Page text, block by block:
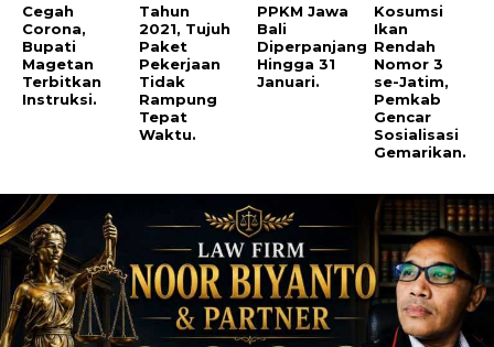
Cegah
Corona,
Bupati
Magetan
Terbitkan
Instruksi.
Tahun
2021, Tujuh
Paket
Pekerjaan
Tidak
Rampung
Tepat
Waktu.
PPKM Jawa
Bali
Diperpanjang
Hingga 31
Januari.
Kosumsi
Ikan
Rendah
Nomor 3
se-Jatim,
Pemkab
Gencar
Sosialisasi
Gemarikan.